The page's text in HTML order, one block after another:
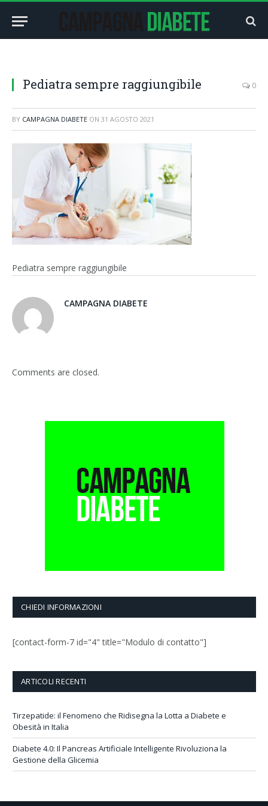
Pediatra sempre raggiungibile 0
BY CAMPAGNA DIABETE ON 31 AGOSTO 2021
Pediatra sempre raggiungibile
CAMPAGNA DIABETE
Comments are closed.
CHIEDI INFORMAZIONI
[contact-form-7 id="4" title="Modulo di contatto"]
ARTICOLI RECENTI
Tirzepatide: il Fenomeno che Ridisegna la Lotta a Diabete e
Obesità in Italia
Diabete 4.0: Il Pancreas Artificiale Intelligente Rivoluziona la
Gestione della Glicemia